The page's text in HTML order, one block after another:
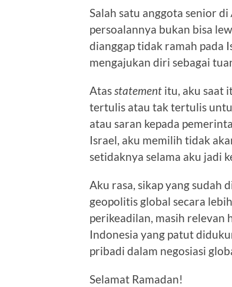
Salah satu anggota senior di
persoalannya bukan bisa
dianggap tidak ramah pada
mengajukan diri sebagai
Atasstatement itu, aku saat
tertulis atau tak tertulis
atau saran kepada
Israel, aku memilih tidak
setidaknya selama aku jadi
Aku rasa, sikap yang sudah
geopolitis global secara
perikeadilan, masih relevan
Indonesia yang patut
pribadi dalam negosiasi
Selamat Ramadan!